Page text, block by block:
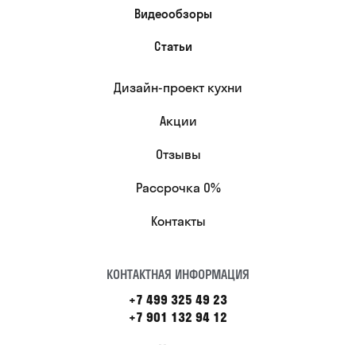
Видеообзоры
Статьи
Дизайн-проект кухни
Акции
Отзывы
Рассрочка 0%
Контакты
КОНТАКТНАЯ ИНФОРМАЦИЯ
+7 499 325 49 23
+7 901 132 94 12